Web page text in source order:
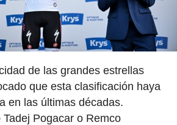
de las grandes estrellas
que esta clasificación haya
en las últimas décadas.
Pogacar o Remco